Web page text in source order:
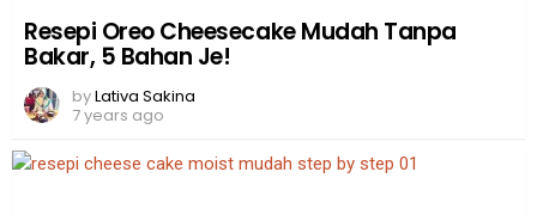
Resepi Oreo Cheesecake Mudah Tanpa
Bakar, 5 Bahan Je!
byLativa Sakina
7 years ago